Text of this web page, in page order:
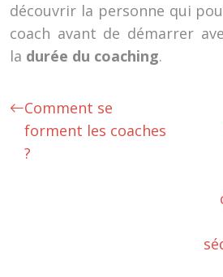
découvrir la personne qui
coach avant de démarrer
la durée du coaching.
Comment se
forment les coaches
?